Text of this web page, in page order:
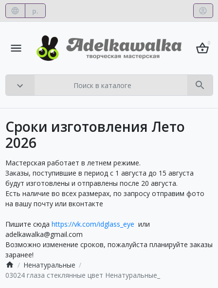
р.
0
Сроки изготовления Лето
2026
Мастерская работает в летнем режиме.
Заказы, поступившие в период с 1 августа до 15 августа
будут изготовлены и отправлены после 20 августа.
Есть наличие во всех размерах, по запросу отправим фото
на вашу почту или вконтакте
Пишите сюда https://vk.com/idglass_eye или
adelkawalka@gmail.com
Возможно изменение сроков, пожалуйста планируйте заказы
заранее!
Ненатуральные
03024 глаза стеклянные цвет Ненатуральные_